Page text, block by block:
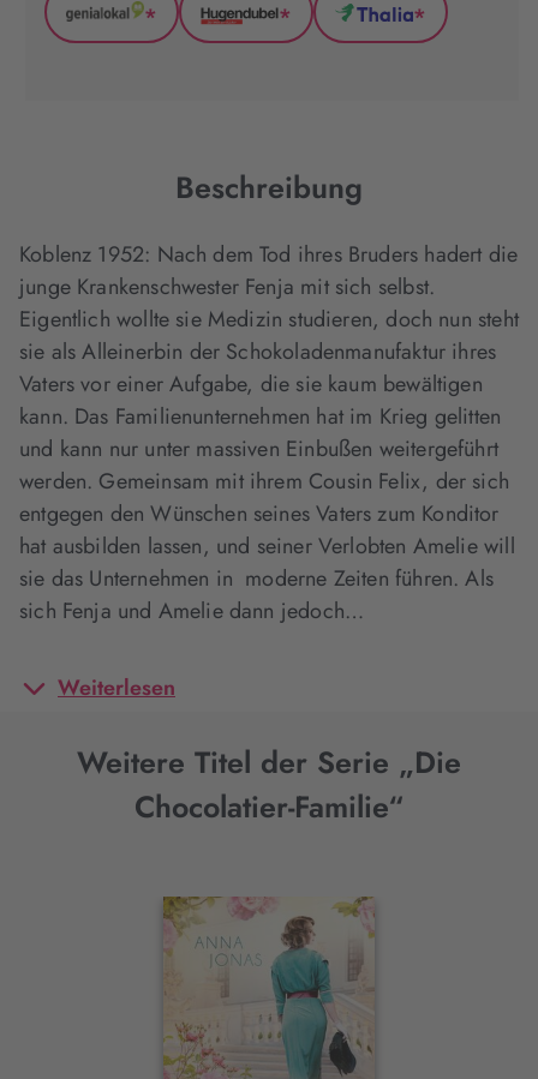
GenialLokal
*
Hugendubel
*
Thalia
*
Beschreibung
Koblenz 1952: Nach dem Tod ihres Bruders hadert die
junge Krankenschwester Fenja mit sich selbst.
Eigentlich wollte sie Medizin studieren, doch nun steht
sie als Alleinerbin der Schokoladenmanufaktur ihres
Vaters vor einer Aufgabe, die sie kaum bewältigen
kann. Das Familienunternehmen hat im Krieg gelitten
und kann nur unter massiven Einbußen weitergeführt
werden. Gemeinsam mit ihrem Cousin Felix, der sich
entgegen den Wünschen seines Vaters zum Konditor
hat ausbilden lassen, und seiner Verlobten Amelie will
sie das Unternehmen in moderne Zeiten führen. Als
sich Fenja und Amelie dann jedoch…
Weiterlesen
Weitere Titel der Serie „Die
Chocolatier-Familie“
Interaktives